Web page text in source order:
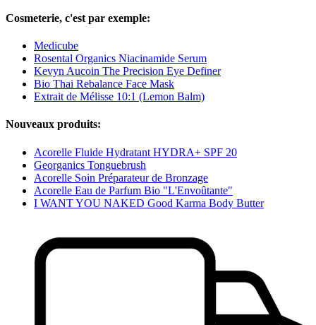
Cosmeterie, c'est par exemple:
Medicube
Rosental Organics Niacinamide Serum
Kevyn Aucoin The Precision Eye Definer
Bio Thai Rebalance Face Mask
Extrait de Mélisse 10:1 (Lemon Balm)
Nouveaux produits:
Acorelle Fluide Hydratant HYDRA+ SPF 20
Georganics Tonguebrush
Acorelle Soin Préparateur de Bronzage
Acorelle Eau de Parfum Bio "L'Envoûtante"
I WANT YOU NAKED Good Karma Body Butter